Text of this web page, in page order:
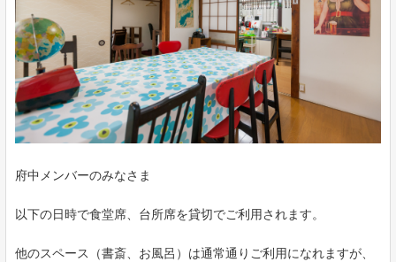
府中メンバーのみなさま
以下の日時で食堂席、台所席を貸切でご利用されます。
他のスペース（書斎、お風呂）は通常通りご利用になれますが、